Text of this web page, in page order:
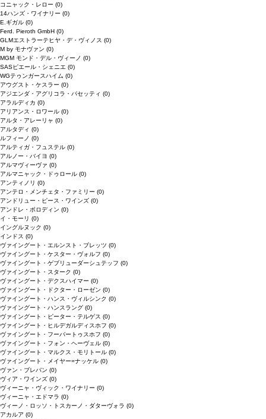
コニャック・レロー (0)
14ハンズ・ワイナリー (0)
E.ギガル (0)
Ferd. Pieroth GmbH (0)
GLMエストラーテヒヤ・デ・ヴィノス (0)
M by モナヴァン (0)
MGM モンド・デル・ヴィーノ (0)
SASピエール・シェニエ (0)
WGテゥンガースハイム (0)
アウグスト・ケスラー (0)
アジエンダ・アグリコラ・パセッティ (0)
アラルディカ (0)
アリアンス・ロワール (0)
アルタ・アレーリャ (0)
アルタディ (0)
ルフィーノ (0)
アルティガ・フュステル (0)
アルノー・バイヨ (0)
アルマヴィーヴァ (0)
アルマニャック・ドゥロール (0)
アンティノリ (0)
アンテロ・メンチェタ・ファミリー (0)
アンドリュー・ピース・ワインズ (0)
アンドレ・ボロディン (0)
イ・モーリ (0)
イングルヌック (0)
インドス (0)
ヴァイングート・エルンスト・ブレッツ (0)
ヴァイングート・ケスター・ヴォルフ (0)
ヴァイングート・ゲブリューダーシュテッフ (0)
ヴァイングート・スターク (0)
ヴァイングート・デクスハイマー (0)
ヴァイングート・ドクター・ローゼン (0)
ヴァイングート・ハンス・ヴィルシンク (0)
ヴァイングート・ハンスラング (0)
ヴァイングート・ピーター・テルゲス (0)
ヴァイングート・ヒルデガルディスホフ (0)
ヴァイングート・フーバートゥスホフ (0)
ヴァイングート・フォン・ヘーヴェル (0)
ヴァイングート・マルクス・モリトール (0)
ヴァイングート・メイヤー=ナッケル (0)
ヴァン・ブレバン (0)
ヴィア・ワインズ (0)
ヴィーニャ・ヴィック・ワイナリー (0)
ヴィーニャ・エドマラ (0)
ヴィーノ・ロッソ・トスカーノ・ダターヴォラ (0)
アカルア (0)